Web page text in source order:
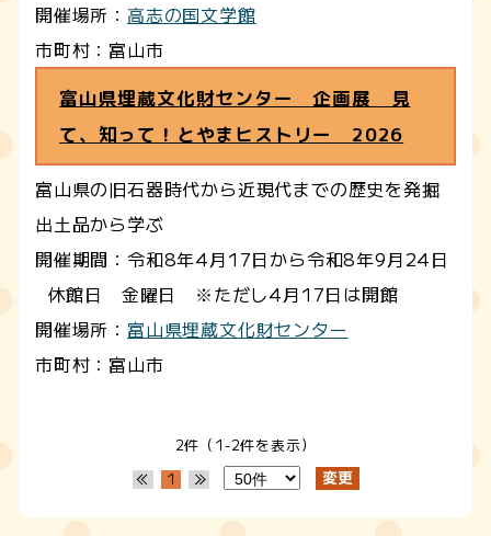
開催場所： 高志の国文学館
市町村：富山市
富山県埋蔵文化財センター 企画展 見
て、知って！とやまヒストリー 2026
富山県の旧石器時代から近現代までの歴史を発掘
出土品から学ぶ
開催期間：令和8年4月17日から令和8年9月24日
休館日 金曜日 ※ただし4月17日は開館
開催場所： 富山県埋蔵文化財センター
市町村：富山市
2件（1-2件を表示）
1